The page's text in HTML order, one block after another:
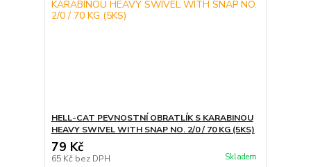
HELL-CAT PEVNOSTNÍ OBRATLÍK S KARABINOU
HEAVY SWIVEL WITH SNAP NO. 2/0 / 70 KG (5KS)
79 Kč
65 Kč bez DPH Skladem